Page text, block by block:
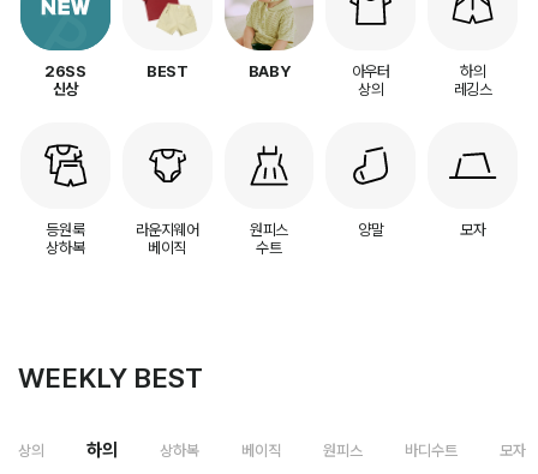
26SS
신상
BEST BABY
아우터
상의
하의
레깅스
등원룩
상하복
라운지웨어
베이직
원피스
수트
양말 모자
WEEKLY BEST
상의 하의 상하복 베이직 원피스 바디수트 모자